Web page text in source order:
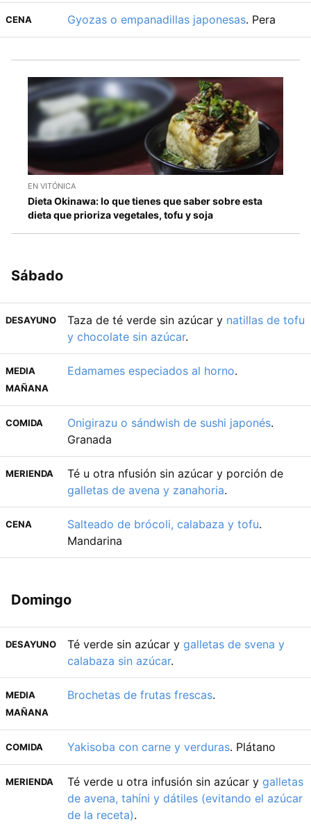
CENA Gyozas o empanadillas japonesas. Pera
EN VITÓNICA
Dieta Okinawa: lo que tienes que saber sobre esta
dieta que prioriza vegetales, tofu y soja
Sábado
DESAYUNO Taza de té verde sin azúcar y natillas de tofu
y chocolate sin azúcar.
MEDIA
MAÑANA
Edamames especiados al horno.
COMIDA Onigirazu o sándwish de sushi japonés.
Granada
MERIENDA
Té u otra nfusión sin azúcar y porción de
galletas de avena y zanahoria.
CENA Salteado de brócoli, calabaza y tofu.
Mandarina
Domingo
DESAYUNO Té verde sin azúcar y galletas de svena y
calabaza sin azúcar.
MEDIA
MAÑANA
Brochetas de frutas frescas.
COMIDA Yakisoba con carne y verduras. Plátano
MERIENDA Té verde u otra infusión sin azúcar y galletas
de avena, tahíni y dátiles (evitando el azúcar
de la receta).